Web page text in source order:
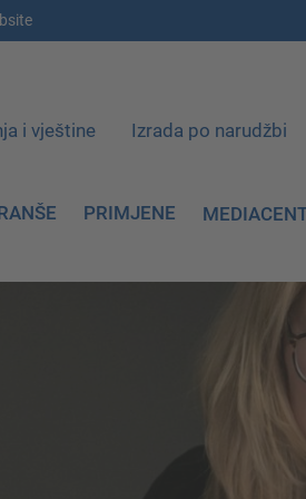
i vještine Izrada po narudžbi
PRIMJENE